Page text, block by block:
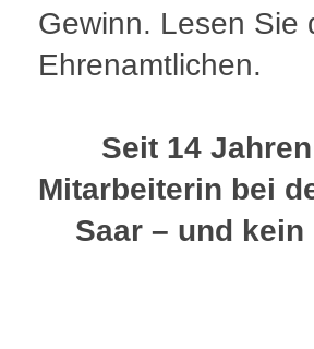
Gewinn. Lesen Sie
Ehrenamtlichen.
Seit 14
Mitarbeiterin bei
Saar – und